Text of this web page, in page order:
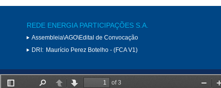
REDE ENERGIA PARTICIPAÇÕES S.A.
Assembleia\AGO\Edital de Convocação
DRI: Maurício Perez Botelho - (FCA V1)